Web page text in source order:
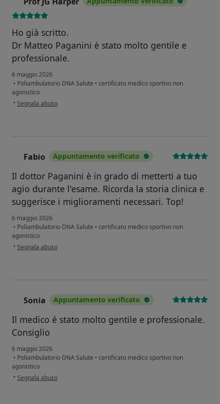
Ho già scritto.
Dr Matteo Paganini è stato molto gentile e
professionale.
6 maggio 2026
• Poliambulatorio DNA Salute • certificato medico sportivo non
agonistico
• secondo l'opinione dell'utente Prof JG Harper
Segnala abuso
Fabio Appuntamento verificato
Il dottor Paganini è in grado di metterti a tuo
agio durante l'esame. Ricorda la storia clinica e
suggerisce i miglioramenti necessari. Top!
6 maggio 2026
• Poliambulatorio DNA Salute • certificato medico sportivo non
agonistico
• secondo l'opinione dell'utente Fabio
Segnala abuso
Sonia Appuntamento verificato
Il medico é stato molto gentile e professionale.
Consiglio
6 maggio 2026
• Poliambulatorio DNA Salute • certificato medico sportivo non
agonistico
• secondo l'opinione dell'utente Sonia
Segnala abuso